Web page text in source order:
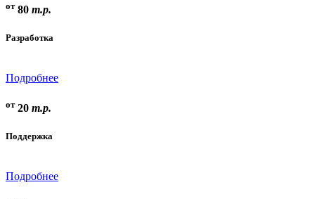
от80 т.р.
Разработка
Подробнее
от20 т.р.
Поддержка
Подробнее